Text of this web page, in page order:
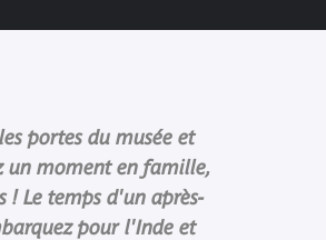
portes du musée et
un moment en famille,
! Le temps d'un après-
pour l'Inde et